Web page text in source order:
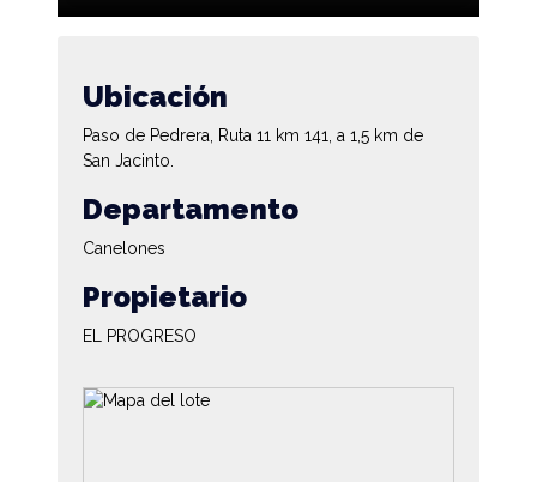
Ubicación
Paso de Pedrera, Ruta 11 km 141, a 1,5 km de
San Jacinto.
Departamento
Canelones
Propietario
EL PROGRESO